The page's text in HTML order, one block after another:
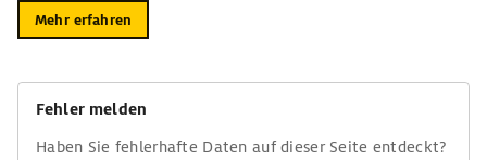
Mehr erfahren
Fehler melden
Haben Sie fehlerhafte Daten auf dieser Seite entdeckt?